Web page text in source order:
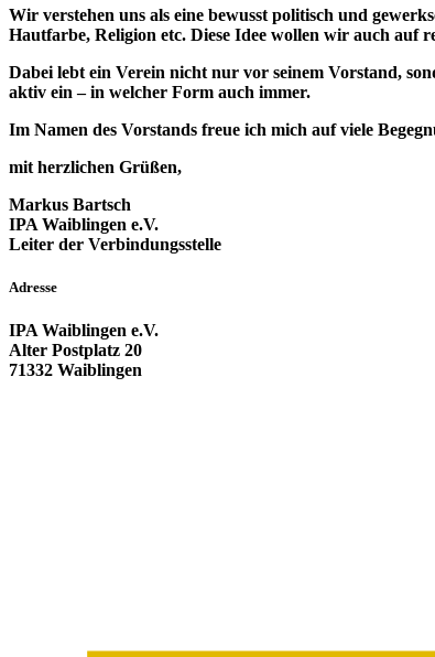
Wir verstehen uns als eine bewusst politisch und
Hautfarbe, Religion etc. Diese Idee wollen wir auch auf
Dabei lebt ein Verein nicht nur vor seinem Vorstand,
aktiv ein – in welcher Form auch immer.
Im Namen des Vorstands freue ich mich auf viele
mit herzlichen Grüßen,
Markus Bartsch
IPA Waiblingen e.V.
Leiter der Verbindungsstelle
Adresse
IPA Waiblingen e.V.
Alter Postplatz 20
71332 Waiblingen